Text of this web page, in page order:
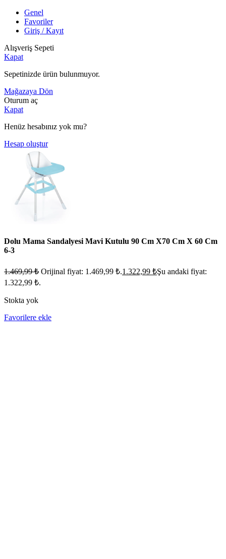
Genel
Favoriler
Giriş / Kayıt
Alışveriş Sepeti
Kapat
Sepetinizde ürün bulunmuyor.
Mağazaya Dön
Oturum aç
Kapat
Henüz hesabınız yok mu?
Hesap oluştur
Dolu Mama Sandalyesi Mavi Kutulu 90 Cm X70 Cm X 60 Cm
6-3
1.469,99₺ Orijinal fiyat: 1.469,99 ₺.1.322,99 ₺Şu andaki fiyat:
1.322,99 ₺.
Stokta yok
Favorilere ekle